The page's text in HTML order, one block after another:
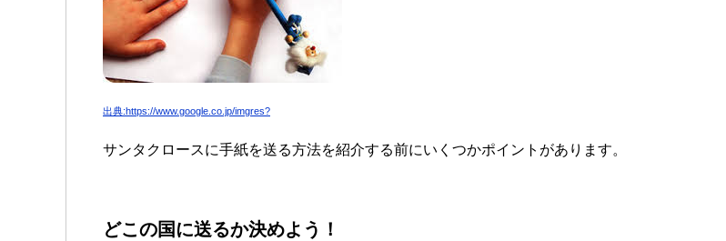
出典:https://www.google.co.jp/imgres?
サンタクロースに手紙を送る方法を紹介する前にいくつかポイントがあります。
どこの国に送るか決めよう！